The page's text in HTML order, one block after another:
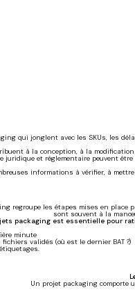
qui jonglent avec les SKUs, les
à la conception, à la
juridique et réglementaire peuvent
informations à vérifier, à
regroupe les étapes mises en
sont souvent à la
packaging est essentielle pour
minute
validés (où est le dernier BAT ?)
Un projet packaging comporte